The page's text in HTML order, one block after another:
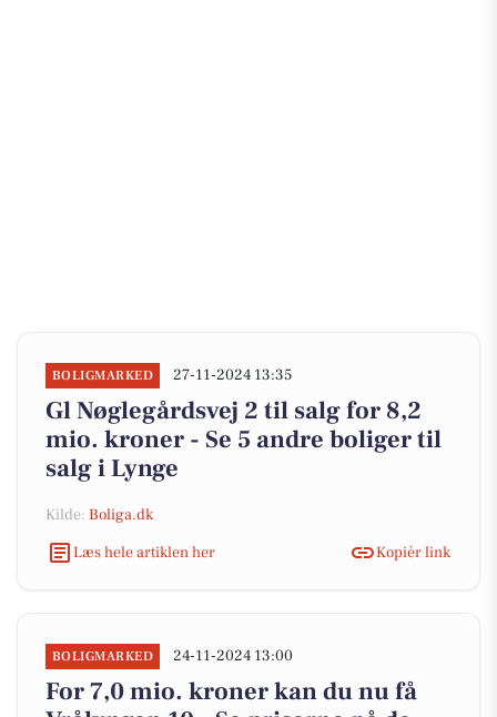
BOLIGMARKED 27-11-2024 13:35
Gl Nøglegårdsvej 2 til salg for 8,2
mio. kroner - Se 5 andre boliger til
salg i Lynge
Kilde: Boliga.dk
Læs hele artiklen her
Kopiér link
BOLIGMARKED 24-11-2024 13:00
For 7,0 mio. kroner kan du nu få